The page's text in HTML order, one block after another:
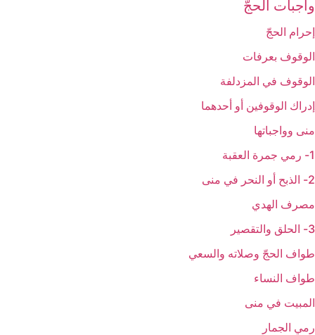
واجبات الحجّ‏
إحرام الحجّ‏
الوقوف بعرفات‏
الوقوف في المزدلفة
إدراك الوقوفين أو أحدهما
منى وواجباتها
1- رمي جمرة العقبة
2- الذبح أو النحر في منى
مصرف الهدي
3- الحلق والتقصير
طواف الحجّ وصلاته والسعي‏
طواف النساء
المبيت في منى‏
رمي الجمار